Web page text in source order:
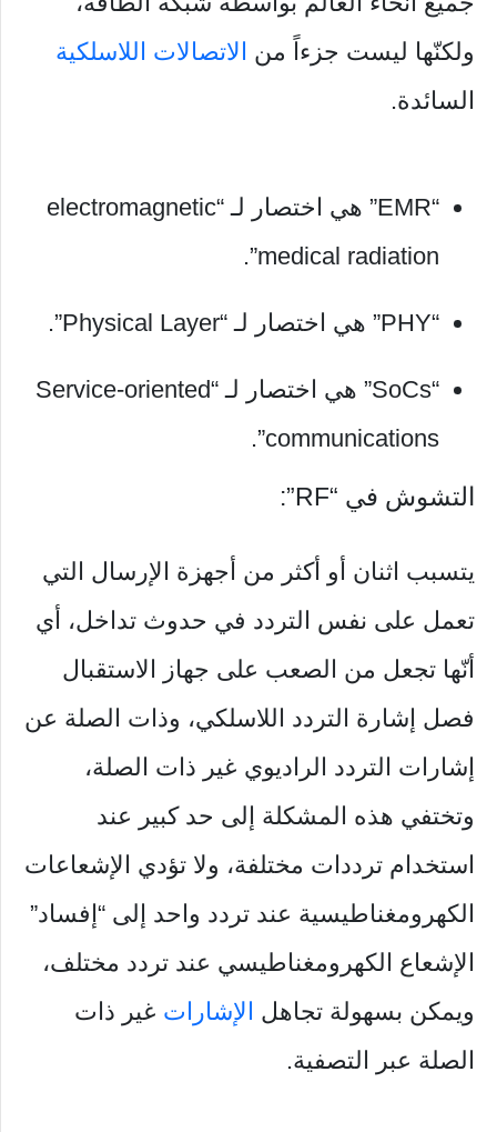
ولكنّها ليست جزءاً من الاتصالات اللاسلكية
السائدة.
“EMR” هي اختصار لـ “electromagnetic
medical radiation”.
“PHY” هي اختصار لـ “Physical Layer”.
“SoCs” هي اختصار لـ “Service-oriented
communications”.
التشوش في “RF”:
يتسبب اثنان أو أكثر من أجهزة الإرسال التي
تعمل على نفس التردد في حدوث تداخل، أي
أنّها تجعل من الصعب على جهاز الاستقبال
فصل إشارة التردد اللاسلكي، وذات الصلة عن
إشارات التردد الراديوي غير ذات الصلة،
وتختفي هذه المشكلة إلى حد كبير عند
استخدام ترددات مختلفة، ولا تؤدي الإشعاعات
الكهرومغناطيسية عند تردد واحد إلى “إفساد”
الإشعاع الكهرومغناطيسي عند تردد مختلف،
ويمكن بسهولة تجاهل الإشارات غير ذات
الصلة عبر التصفية.